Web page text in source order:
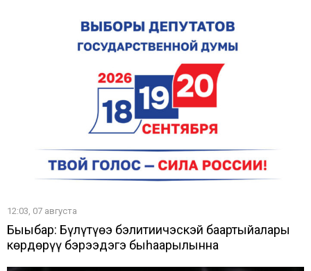
12:03, 07 августа
Быыбар: Бүлүтүөҥҥэ бэлитиичэскэй баартыйалары
көрдөрүү бэрээдэгэ быһаарылынна